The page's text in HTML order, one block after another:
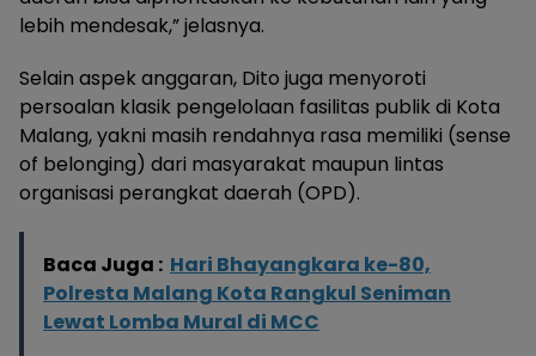
lebih mendesak,” jelasnya.
Selain aspek anggaran, Dito juga menyoroti
persoalan klasik pengelolaan fasilitas publik di Kota
Malang, yakni masih rendahnya rasa memiliki (sense
of belonging) dari masyarakat maupun lintas
organisasi perangkat daerah (OPD).
Baca Juga : Hari Bhayangkara ke-80,
Polresta Malang Kota Rangkul Seniman
Lewat Lomba Mural di MCC